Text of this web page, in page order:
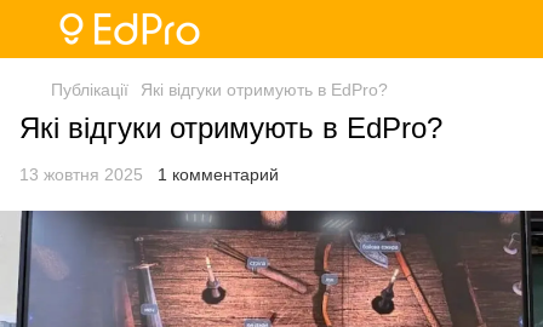
Публікації Які відгуки отримують в EdPro?
Які відгуки отримують в EdPro?
13 жовтня 2025 1 комментарий